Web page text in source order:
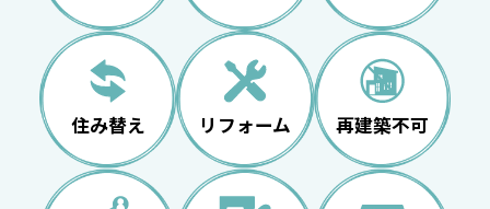
住み替え リフォーム 再建築不可